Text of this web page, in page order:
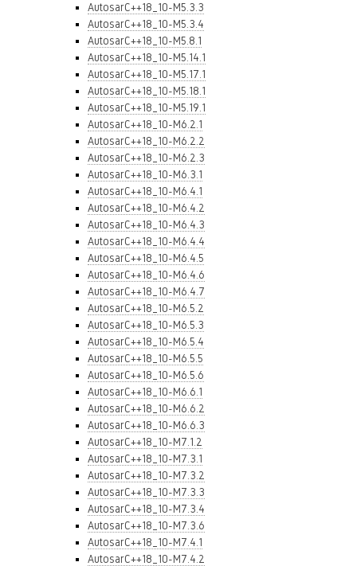
AutosarC++18_10-M5.3.3
AutosarC++18_10-M5.3.4
AutosarC++18_10-M5.8.1
AutosarC++18_10-M5.14.1
AutosarC++18_10-M5.17.1
AutosarC++18_10-M5.18.1
AutosarC++18_10-M5.19.1
AutosarC++18_10-M6.2.1
AutosarC++18_10-M6.2.2
AutosarC++18_10-M6.2.3
AutosarC++18_10-M6.3.1
AutosarC++18_10-M6.4.1
AutosarC++18_10-M6.4.2
AutosarC++18_10-M6.4.3
AutosarC++18_10-M6.4.4
AutosarC++18_10-M6.4.5
AutosarC++18_10-M6.4.6
AutosarC++18_10-M6.4.7
AutosarC++18_10-M6.5.2
AutosarC++18_10-M6.5.3
AutosarC++18_10-M6.5.4
AutosarC++18_10-M6.5.5
AutosarC++18_10-M6.5.6
AutosarC++18_10-M6.6.1
AutosarC++18_10-M6.6.2
AutosarC++18_10-M6.6.3
AutosarC++18_10-M7.1.2
AutosarC++18_10-M7.3.1
AutosarC++18_10-M7.3.2
AutosarC++18_10-M7.3.3
AutosarC++18_10-M7.3.4
AutosarC++18_10-M7.3.6
AutosarC++18_10-M7.4.1
AutosarC++18_10-M7.4.2